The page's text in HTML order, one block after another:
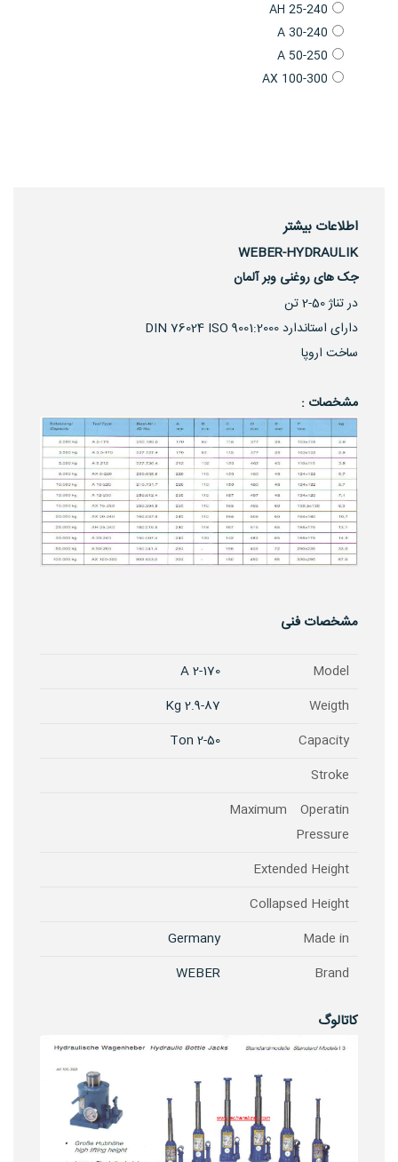
AH 25-240
A 30-240
A 50-250
AX 100-300
اطلاعات بیشتر
WEBER-HYDRAULIK
جک های روغنی وبر آلمان
در تناژ 50-2 تن
دارای استاندارد DIN 76024 ISO 9001:2000
ساخت اروپا
مشخصات :
مشخصات فنی
Model
A 2-170
Weigth
2.9-87 Kg
Capacity
2-50 Ton
Stroke
Maximum Operatin
Pressure
Extended Height
Collapsed Height
Made in
Germany
Brand
WEBER
کاتالوگ